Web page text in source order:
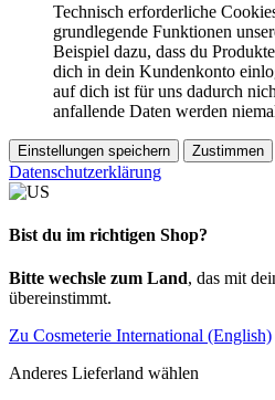
Technisch erforderliche
grundlegende Funktionen
Beispiel dazu, dass du
dich in dein Kundenkonto
auf dich ist für uns dadurch
anfallende Daten werden
Einstellungen speichern Zustimmen
Datenschutzerklärung
Bist du im richtigen Shop?
Bitte wechsle zum Land, das mit
übereinstimmt.
Zu Cosmeterie International (English)
Anderes Lieferland wählen